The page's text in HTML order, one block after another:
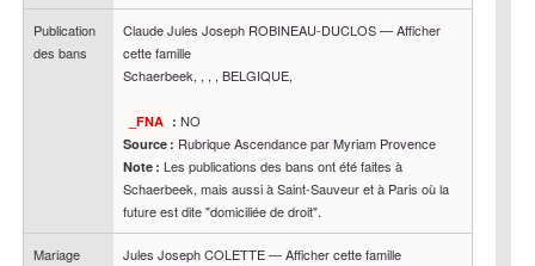
Publication
des bans
Claude Jules Joseph ROBINEAU-DUCLOS—Afficher
cette famille
Schaerbeek, , , , BELGIQUE,
_FNA : NO
Source : Rubrique Ascendance par Myriam Provence
Note : Les publications des bans ont été faites à
Schaerbeek, mais aussi à Saint-Sauveur et à Paris où la
future est dite "domiciliée de droit".
Mariage Jules JosephCOLETTE—Afficher cette famille